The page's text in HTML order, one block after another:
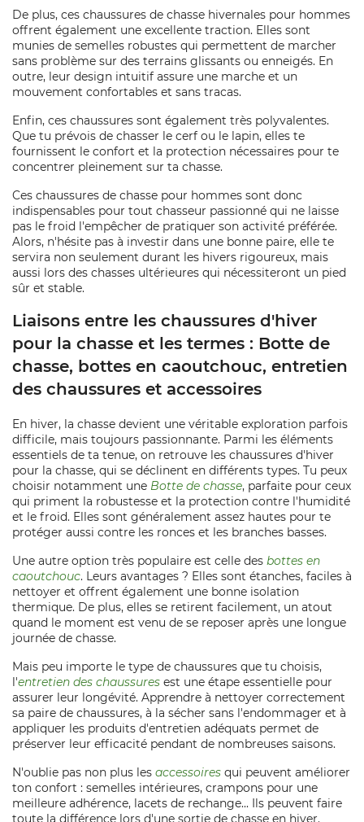
De plus, ces chaussures de chasse hivernales pour hommes
offrent également une excellente traction. Elles sont
munies de semelles robustes qui permettent de marcher
sans problème sur des terrains glissants ou enneigés. En
outre, leur design intuitif assure une marche et un
mouvement confortables et sans tracas.
Enfin, ces chaussures sont également très polyvalentes.
Que tu prévois de chasser le cerf ou le lapin, elles te
fournissent le confort et la protection nécessaires pour te
concentrer pleinement sur ta chasse.
Ces chaussures de chasse pour hommes sont donc
indispensables pour tout chasseur passionné qui ne laisse
pas le froid l'empêcher de pratiquer son activité préférée.
Alors, n'hésite pas à investir dans une bonne paire, elle te
servira non seulement durant les hivers rigoureux, mais
aussi lors des chasses ultérieures qui nécessiteront un pied
sûr et stable.
Liaisons entre les chaussures d'hiver
pour la chasse et les termes : Botte de
chasse, bottes en caoutchouc, entretien
des chaussures et accessoires
En hiver, la chasse devient une véritable exploration parfois
difficile, mais toujours passionnante. Parmi les éléments
essentiels de ta tenue, on retrouve les chaussures d'hiver
pour la chasse, qui se déclinent en différents types. Tu peux
choisir notamment une Botte de chasse, parfaite pour ceux
qui priment la robustesse et la protection contre l'humidité
et le froid. Elles sont généralement assez hautes pour te
protéger aussi contre les ronces et les branches basses.
Une autre option très populaire est celle des bottes en
caoutchouc. Leurs avantages ? Elles sont étanches, faciles à
nettoyer et offrent également une bonne isolation
thermique. De plus, elles se retirent facilement, un atout
quand le moment est venu de se reposer après une longue
journée de chasse.
Mais peu importe le type de chaussures que tu choisis,
l'entretien des chaussures est une étape essentielle pour
assurer leur longévité. Apprendre à nettoyer correctement
sa paire de chaussures, à la sécher sans l'endommager et à
appliquer les produits d'entretien adéquats permet de
préserver leur efficacité pendant de nombreuses saisons.
N'oublie pas non plus les accessoires qui peuvent améliorer
ton confort : semelles intérieures, crampons pour une
meilleure adhérence, lacets de rechange... Ils peuvent faire
toute la différence lors d'une sortie de chasse en hiver.